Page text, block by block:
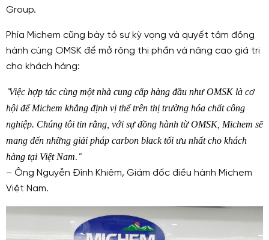
Group.
Phía Michem cũng bày tỏ sự kỳ vọng và quyết tâm đồng
hành cùng OMSK để mở rộng thị phần và nâng cao giá trị
cho khách hàng:
"Việc hợp tác cùng một nhà cung cấp hàng đầu như OMSK là cơ
hội để Michem khẳng định vị thế trên thị trường hóa chất công
nghiệp. Chúng tôi tin rằng, với sự đồng hành từ OMSK, Michem sẽ
mang đến những giải pháp carbon black tối ưu nhất cho khách
hàng tại Việt Nam."
– Ông Nguyễn Đình Khiêm, Giám đốc điều hành Michem
Việt Nam.